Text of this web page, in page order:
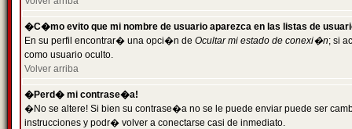
�C�mo evito que mi nombre de usuario aparezca en las listas de
En su perfil encontrar� una opci�n de Ocultar mi estado de conexi�n; si
como usuario oculto.
Volver arriba
�Perd� mi contrase�a!
�No se altere! Si bien su contrase�a no se le puede enviar puede ser
instrucciones y podr� volver a conectarse casi de inmediato.